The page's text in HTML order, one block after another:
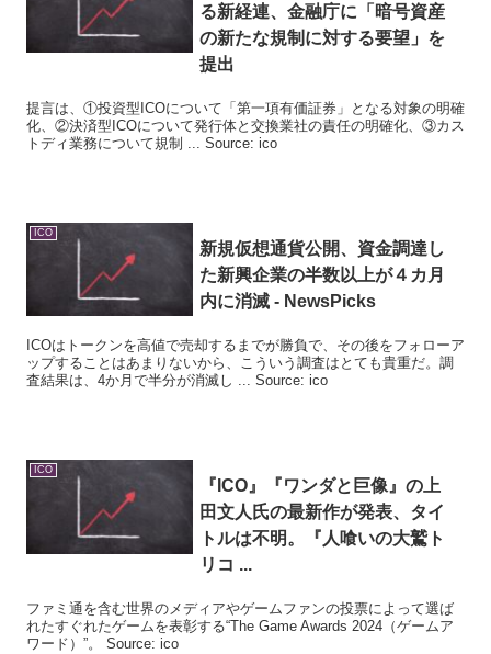
る新経連、金融庁に「暗号資産
の新たな規制に対する要望」を
提出
提言は、①投資型ICOについて「第一項有価証券」となる対象の明確
化、②決済型ICOについて発行体と交換業社の責任の明確化、③カス
トディ業務について規制 ... Source: ico
ICO
新規仮想通貨公開、資金調達し
た新興企業の半数以上が４カ月
内に消滅 - NewsPicks
ICOはトークンを高値で売却するまでが勝負で、その後をフォローア
ップすることはあまりないから、こういう調査はとても貴重だ。調
査結果は、4か月で半分が消滅し ... Source: ico
ICO
『 ICO 』『ワンダと巨像』の上
田文人氏の最新作が発表、タイ
トルは不明。『人喰いの大鷲ト
リコ ...
ファミ通を含む世界のメディアやゲームファンの投票によって選ば
れたすぐれたゲームを表彰する“The Game Awards 2024（ゲームア
ワード）”。 Source: ico